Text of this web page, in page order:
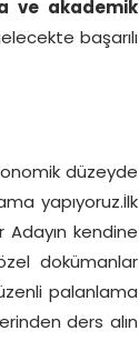
ve akademik
başarılı
düzeyde
yapıyoruz.İlk
Adayın kendine
dokümanlar
palanlama
ders alın